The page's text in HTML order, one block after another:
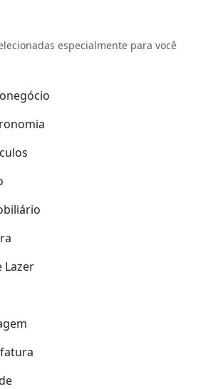
especialmente para você
Lazer